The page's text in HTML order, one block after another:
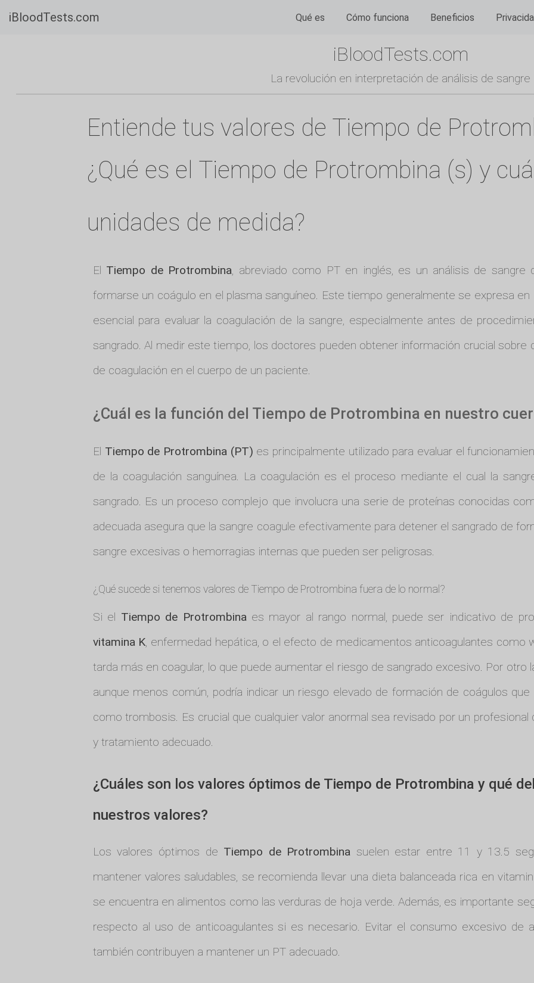
iBloodTests.com Qué es Cómo funciona Beneficios
iBloodTests.com
La revolución en interpretación de análisis de sangre
Entiende tus valores de Tiempo de
¿Qué es el Tiempo de Protrombina (s) y
unidades de medida?
El Tiempo de Protrombina, abreviado como PT en inglés, es un análisis de
formarse un coágulo en el plasma sanguíneo. Este tiempo generalmente se expresa en
esencial para evaluar la coagulación de la sangre, especialmente antes de
sangrado. Al medir este tiempo, los doctores pueden obtener información crucial
de coagulación en el cuerpo de un paciente.
¿Cuál es la función del Tiempo de Protrombina en nuestro
El Tiempo de Protrombina (PT) es principalmente utilizado para evaluar el
de la coagulación sanguínea. La coagulación es el proceso mediante el cual la
sangrado. Es un proceso complejo que involucra una serie de proteínas conocidas
adecuada asegura que la sangre coagule efectivamente para detener el sangrado de
sangre excesivas o hemorragias internas que pueden ser peligrosas.
¿Qué sucede si tenemos valores de Tiempo de Protrombina fuera de lo normal?
Si el Tiempo de Protrombinaes mayor al rango normal, puede ser indicativo de
vitamina K, enfermedad hepática, o el efecto de medicamentos anticoagulantes como
tarda más en coagular, lo que puede aumentar el riesgo de sangrado excesivo. Por otro
aunque menos común, podría indicar un riesgo elevado de formación de coágulos
como trombosis. Es crucial que cualquier valor anormal sea revisado por un
y tratamiento adecuado.
¿Cuáles son los valores óptimos de Tiempo de Protrombina y qué
nuestros valores?
Los valores óptimos de Tiempo de Protrombina suelen estar entre 11 y 13.5
mantener valores saludables, se recomienda llevar una dieta balanceada rica en
se encuentra en alimentos como las verduras de hoja verde. Además, es importante
respecto al uso de anticoagulantes si es necesario. Evitar el consumo excesivo de
también contribuyen a mantener un PT adecuado.